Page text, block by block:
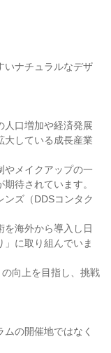
いナチュラルなデザ
人口増加や経済発展
大している成長産業
やメイクアップの一
待されています。
ンズ（DDSコンタク
を海外から導入し日
に取り組んでいま
向上を目指し、挑戦
の開催地ではなく